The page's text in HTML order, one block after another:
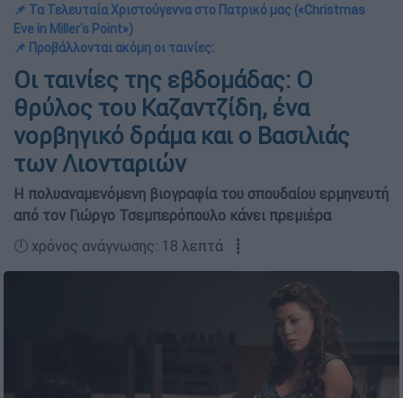
📌 Τα Τελευταία Χριστούγεννα στο Πατρικό μας («Christmas
Eve in Miller's Point»)
📌 Προβάλλονται ακόμη οι ταινίες:
Οι ταινίες της εβδομάδας: Ο
θρύλος του Καζαντζίδη, ένα
νορβηγικό δράμα και ο Βασιλιάς
των Λιονταριών
Η πολυαναμενόμενη βιογραφία του σπουδαίου ερμηνευτή
από τον Γιώργο Τσεμπερόπουλο κάνει πρεμιέρα
🕛 χρόνος ανάγνωσης: 18 λεπτά ┋